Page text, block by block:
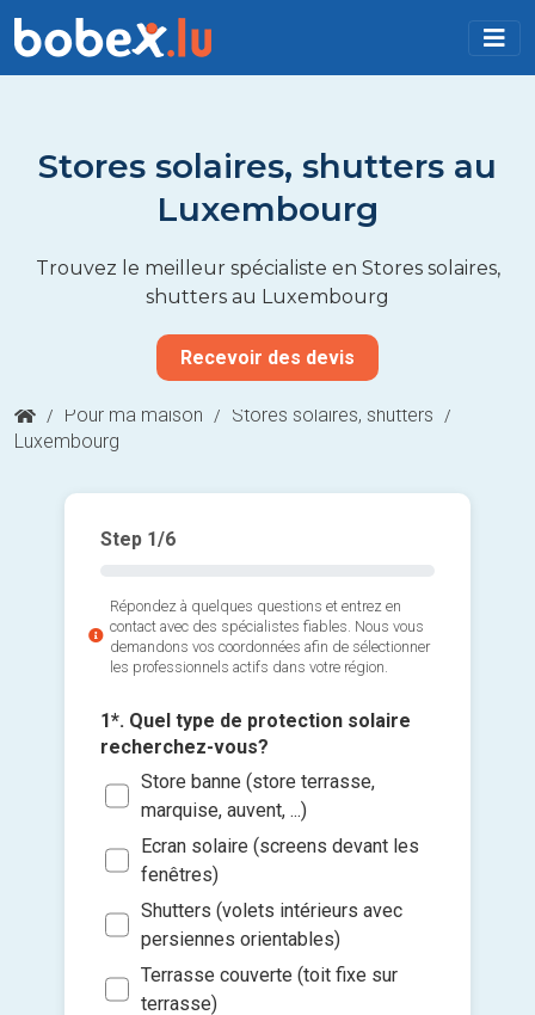
Stores solaires, shutters au
Luxembourg
Trouvez le meilleur spécialiste en Stores solaires,
shutters au Luxembourg
Recevoir des devis
/ Pour ma maison / Stores solaires, shutters /
Luxembourg
Step 1/6
Répondez à quelques questions et entrez en
contact avec des spécialistes fiables. Nous vous
demandons vos coordonnées afin de sélectionner
les professionnels actifs dans votre région.
1*. Quel type de protection solaire
recherchez-vous?
Store banne (store terrasse,
marquise, auvent, ...)
Ecran solaire (screens devant les
fenêtres)
Shutters (volets intérieurs avec
persiennes orientables)
Terrasse couverte (toit fixe sur
terrasse)